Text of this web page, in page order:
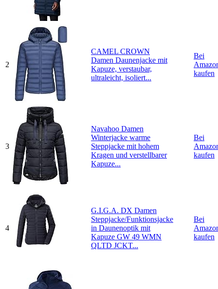
2
CAMEL CROWN
Damen Daunenjacke mit
Kapuze, verstaubar,
ultraleicht, isoliert...
Bei
kaufen
3
Navahoo Damen
Winterjacke warme
Steppjacke mit hohem
Kragen und verstellbarer
Kapuze...
Bei
kaufen
4
G.I.G.A. DX Damen
Steppjacke/Funktionsjacke
in Daunenoptik mit
Kapuze GW 49 WMN
QLTD JCKT...
Bei
kaufen